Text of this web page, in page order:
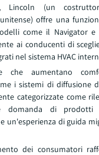
Lincoln (un
offre una
come il Navigator e
ai conducenti di
nel sistema HVAC
che aumentano
i sistemi di diffusione
categorizzate come
domanda di prodotti
un'esperienza di guida
dei consumatori